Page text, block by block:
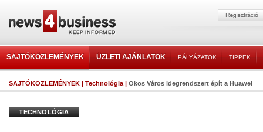
SAJTÓKÖZLEMÉNYEK ÜZLETI AJÁNLATOK PÁLYÁZATOK TIPPEK
SAJTÓKÖZLEMÉNYEK | Technológia | Okos Város idegrendszert épít a Huawei
TECHNOLÓGIA